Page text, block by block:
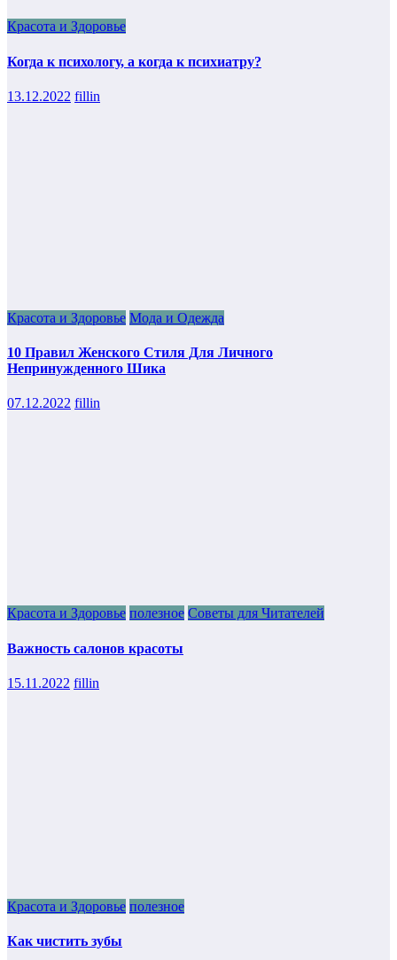
Красота и Здоровье
Когда к психологу, а когда к психиатру?
13.12.2022 fillin
Красота и Здоровье Мода и Одежда
10 Правил Женского Стиля Для Личного
Непринужденного Шика
07.12.2022 fillin
Красота и Здоровье полезное Советы для Читателей
Важность салонов красоты
15.11.2022 fillin
Красота и Здоровье полезное
Как чистить зубы